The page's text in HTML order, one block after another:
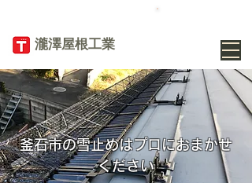
​瀧澤屋根工業
釜石市の雪止めはプロにおまかせ
ください